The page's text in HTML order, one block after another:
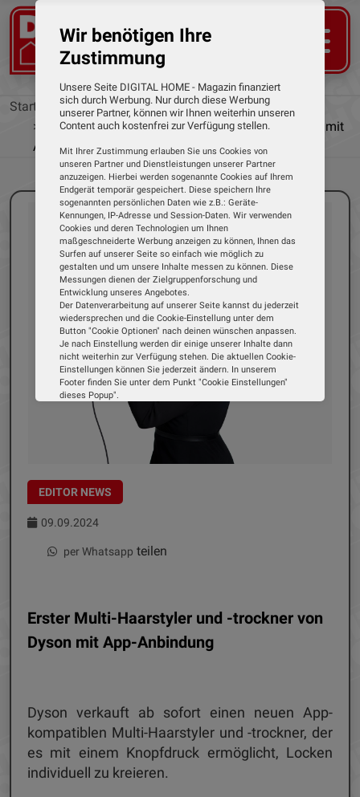
Startseite
News
Erster Multi-Haarstyler und -trockner von Dyson mit
App-Anbindung
EDITOR NEWS
09.09.2024
per Whatsapp teilen
Erster Multi-Haarstyler und -trockner von
Dyson mit App-Anbindung
Dyson verkauft ab sofort einen neuen App-
kompatiblen Multi-Haarstyler und -trockner, der
es mit einem Knopfdruck ermöglicht, Locken
individuell zu kreieren.
Wir benötigen Ihre
Zustimmung
Unsere Seite DIGITAL HOME - Magazin finanziert
sich durch Werbung. Nur durch diese Werbung
unserer Partner, können wir Ihnen weiterhin unseren
Content auch kostenfrei zur Verfügung stellen.
Mit Ihrer Zustimmung erlauben Sie uns Cookies von
unseren Partner und Dienstleistungen unserer Partner
anzuzeigen. Hierbei werden sogenannte Cookies auf Ihrem
Endgerät temporär gespeichert. Diese speichern Ihre
sogenannten persönlichen Daten wie z.B.: Geräte-
Kennungen, IP-Adresse und Session-Daten. Wir verwenden
Cookies und deren Technologien um Ihnen
maßgeschneiderte Werbung anzeigen zu können, Ihnen das
Surfen auf unserer Seite so einfach wie möglich zu
gestalten und um unsere Inhalte messen zu können. Diese
Messungen dienen der Zielgruppenforschung und
Entwicklung unseres Angebotes.
Der Datenverarbeitung auf unserer Seite kannst du jederzeit
wiedersprechen und die Cookie-Einstellung unter dem
Button "Cookie Optionen" nach deinen wünschen anpassen.
Je nach Einstellung werden dir einige unserer Inhalte dann
nicht weiterhin zur Verfügung stehen. Die aktuellen Cookie-
Einstellungen können Sie jederzeit ändern. In unserem
Footer finden Sie unter dem Punkt "Cookie Einstellungen"
dieses Popup".
Wir verwenden Cookies, um Ihnen die bestmögliche
Erfahrung auf unserer Website zu bieten. Erfahren Sie mehr
darüber, wie wir Cookies verwenden und wie Sie Ihre
Einstellungen ändern können.
Alle Cookies akzeptieren
Impressum